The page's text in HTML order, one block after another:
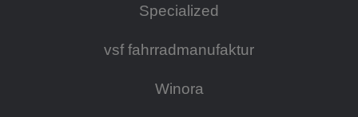
Specialized
vsf fahrradmanufaktur
Winora